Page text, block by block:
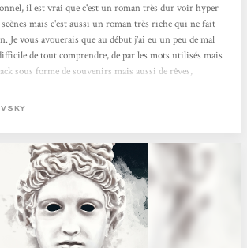
il est vrai que c'est un roman très dur voir hyper
mais c'est aussi un roman très riche qui ne fait
Je vous avouerais que au début j'ai eu un peu de mal
de tout comprendre, de par les mots utilisés mais
sous forme de souvenirs mais aussi de rêves,
principal 717 est un homme dur, violent,